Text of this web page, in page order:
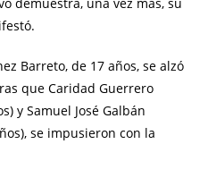
Barreto, de 17 años, se alzó
que Caridad Guerrero
y Samuel José Galbán
se impusieron con la